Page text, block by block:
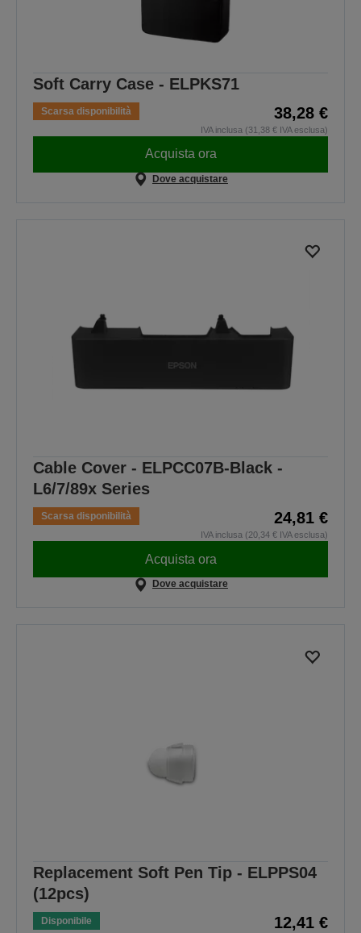
Soft Carry Case - ELPKS71
Scarsa disponibilità 38,28 €
IVA inclusa (31,38 € IVA esclusa)
Acquista ora
Dove acquistare
Cable Cover - ELPCC07B-Black -
L6/7/89x Series
Scarsa disponibilità 24,81 €
IVA inclusa (20,34 € IVA esclusa)
Acquista ora
Dove acquistare
Replacement Soft Pen Tip - ELPPS04
(12pcs)
Disponibile 12,41 €